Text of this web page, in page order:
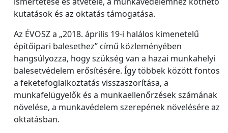
kutatások és az oktatás támogatása.
Az ÉVOSZ a „2018. április 19-i halálos kimenetelű
építőipari balesethez” című közleményében
hangsúlyozza, hogy szükség van a hazai munkahelyi
balesetvédelem erősítésére. Így többek között fontos
a feketefoglalkoztatás visszaszorítása, a
munkafelügyelők és a munkaellenőrzések számának
növelése, a munkavédelem szerepének növelésére az
oktatásban.